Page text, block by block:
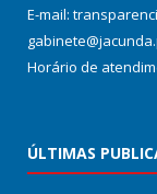
E-mail:
Horário de
ÚLTIMAS